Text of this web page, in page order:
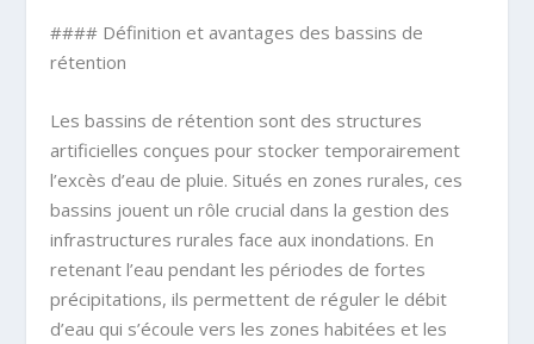
#### Définition et avantages des bassins de
rétention
Les bassins de rétention sont des structures
artificielles conçues pour stocker temporairement
l’excès d’eau de pluie. Situés en zones rurales, ces
bassins jouent un rôle crucial dans la gestion des
infrastructures rurales face aux inondations. En
retenant l’eau pendant les périodes de fortes
précipitations, ils permettent de réguler le débit
d’eau qui s’écoule vers les zones habitées et les